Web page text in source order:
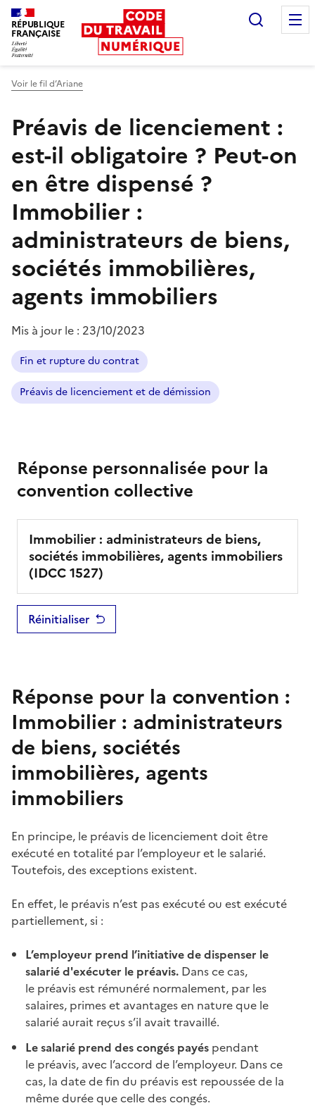
RÉPUBLIQUE
FRANÇAISE
Voir le fil d’Ariane
Préavis de licenciement :
est-il obligatoire ? Peut-on
en être dispensé ?
Immobilier :
administrateurs de biens,
sociétés immobilières,
agents immobiliers
Mis à jour le : 23/10/2023
Fin et rupture du contrat
Préavis de licenciement et de démission
Réponse personnalisée pour la
convention collective
Immobilier : administrateurs de biens,
sociétés immobilières, agents immobiliers
(IDCC1527)
Réinitialiser
Réponse pour la convention :
Immobilier : administrateurs
de biens, sociétés
immobilières, agents
immobiliers
En principe, le préavisde licenciement doit être
exécuté en totalité par l’employeur et le salarié.
Toutefois, des exceptions existent.
En effet, le préavis n’est pas exécuté ou est exécuté
partiellement, si :
L’employeur prend l’initiative de dispenser le
salarié d'exécuter le préavis. Dans ce cas,
le préavisest rémunéré normalement, par les
salaires, primeset avantages en natureque le
salarié aurait reçus s’il avait travaillé.
Le salarié prend des congés payés pendant
le préavis, avec l’accord de l’employeur. Dans ce
cas, la date de fin du préavisest repoussée de la
même durée que celle des congés.